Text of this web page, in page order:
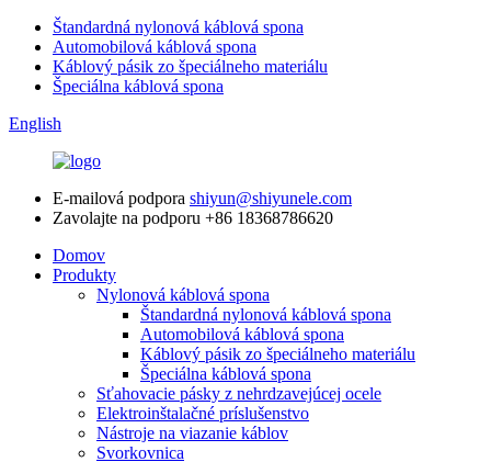
Štandardná nylonová káblová spona
Automobilová káblová spona
Káblový pásik zo špeciálneho materiálu
Špeciálna káblová spona
English
E-mailová podpora shiyun@shiyunele.com
Zavolajte na podporu +86 18368786620
Domov
Produkty
Nylonová káblová spona
Štandardná nylonová káblová spona
Automobilová káblová spona
Káblový pásik zo špeciálneho materiálu
Špeciálna káblová spona
Sťahovacie pásky z nehrdzavejúcej ocele
Elektroinštalačné príslušenstvo
Nástroje na viazanie káblov
Svorkovnica